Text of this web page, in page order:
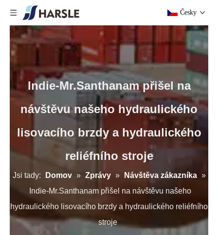
Česky
Indie-Mr.Santhanam přišel na
návštěvu našeho hydraulického
lisovacího brzdy a hydraulického
reliéfního stroje
Jsi tady: Domov » Zprávy » Návštěva zákazníka »
Indie-Mr.Santhanam přišel na návštěvu našeho
hydraulického lisovacího brzdy a hydraulického reliéfního
stroje